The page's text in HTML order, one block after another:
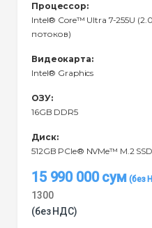
Процессор:
Intel® Core™ Ultra 7-255U
потоков)
Видеокарта:
Intel® Graphics
ОЗУ:
16GB DDR5
Диск:
512GB PCIe® NVMe™ M.2 SSD
15 990 000сум
1300
(без НДС)